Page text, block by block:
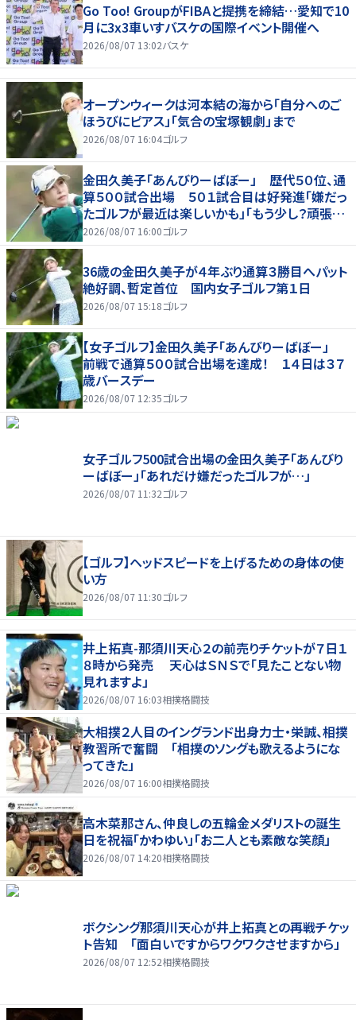
Go Too! GroupがFIBAと提携を締結…愛知で10
月に3x3車いすバスケの国際イベント開催へ
2026/08/07 13:02バスケ
オープンウィークは河本結の海から「自分へのご
ほうびにピアス」「気合の宝塚観劇」まで
2026/08/07 16:04ゴルフ
金田久美子「あんびりーばぼー」 歴代５０位、通
算５００試合出場 ５０１試合目は好発進「嫌だっ
たゴルフが最近は楽しいかも」「もう少し？頑張り
たいな」
2026/08/07 16:00ゴルフ
36歳の金田久美子が４年ぶり通算３勝目へパット
絶好調、暫定首位 国内女子ゴルフ第１日
2026/08/07 15:18ゴルフ
【女子ゴルフ】金田久美子「あんびりーばぼー」
前戦で通算５００試合出場を達成！ １４日は３７
歳バースデー
2026/08/07 12:35ゴルフ
女子ゴルフ500試合出場の金田久美子「あんびり
ーばぼー」「あれだけ嫌だったゴルフが…」
2026/08/07 11:32ゴルフ
【ゴルフ】ヘッドスピードを上げるための身体の使
い方
2026/08/07 11:30ゴルフ
井上拓真-那須川天心２の前売りチケットが７日１
８時から発売 天心はＳＮＳで「見たことない物
見れますよ」
2026/08/07 16:03相撲格闘技
大相撲２人目のイングランド出身力士・栄誠、相撲
教習所で奮闘 「相撲のソングも歌えるようにな
ってきた」
2026/08/07 16:00相撲格闘技
高木菜那さん、仲良しの五輪金メダリストの誕生
日を祝福「かわゆい」「お二人とも素敵な笑顔」
2026/08/07 14:20相撲格闘技
ボクシング那須川天心が井上拓真との再戦チケッ
ト告知 「面白いですからワクワクさせますから」
2026/08/07 12:52相撲格闘技